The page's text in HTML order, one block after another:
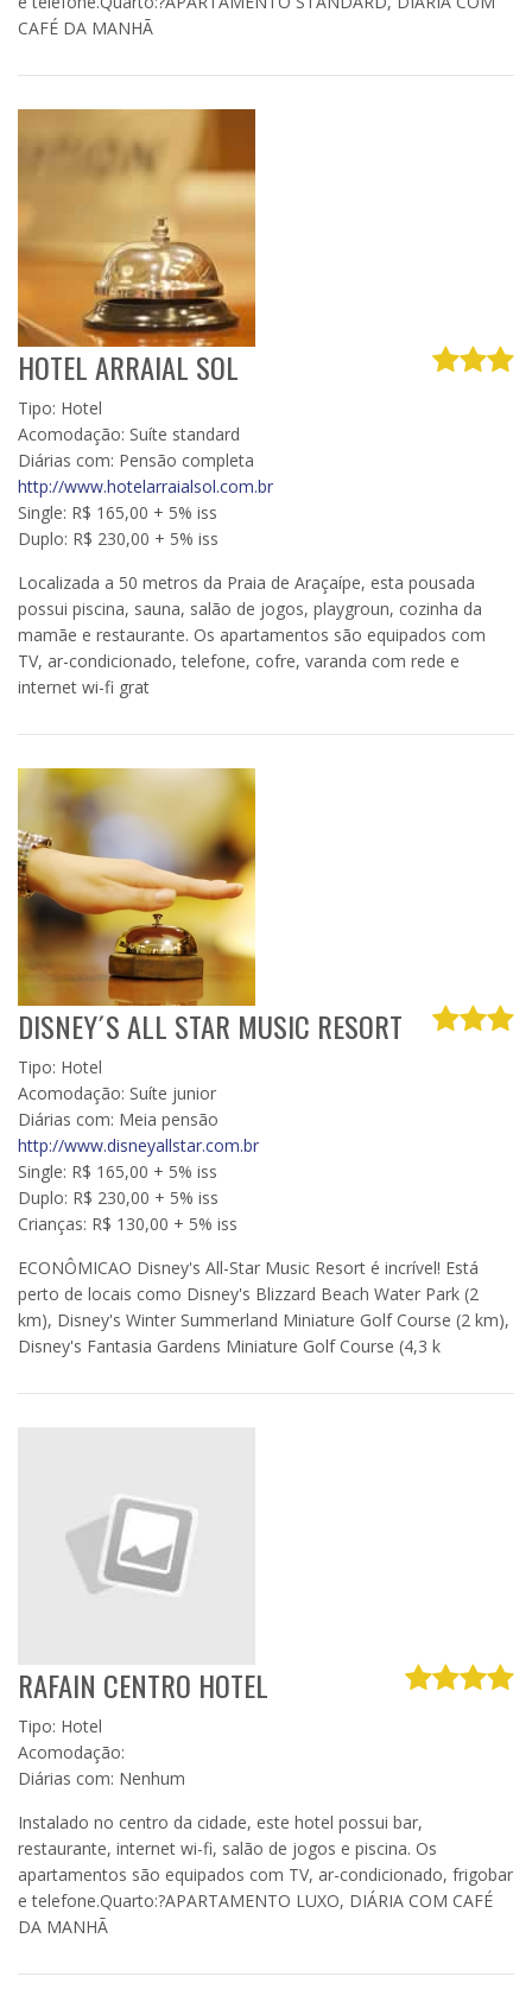
CAFÉ DA MANHÃ
HOTEL ARRAIAL SOL
Tipo: Hotel
Acomodação: Suíte standard
Diárias com: Pensão completa
http://www.hotelarraialsol.com.br
Single: R$ 165,00 + 5% iss
Duplo: R$ 230,00 + 5% iss
Localizada a 50 metros da Praia de Araçaípe, esta pousada
possui piscina, sauna, salão de jogos, playgroun, cozinha da
mamãe e restaurante. Os apartamentos são equipados com
TV, ar-condicionado, telefone, cofre, varanda com rede e
internet wi-fi grat
DISNEY´S ALL STAR MUSIC RESORT
Tipo: Hotel
Acomodação: Suíte junior
Diárias com: Meia pensão
http://www.disneyallstar.com.br
Single: R$ 165,00 + 5% iss
Duplo: R$ 230,00 + 5% iss
Crianças: R$ 130,00 + 5% iss
ECONÔMICAO Disney's All-Star Music Resort é incrível! Está
perto de locais como Disney's Blizzard Beach Water Park (2
km), Disney's Winter Summerland Miniature Golf Course (2 km),
Disney's Fantasia Gardens Miniature Golf Course (4,3 k
RAFAIN CENTRO HOTEL
Tipo: Hotel
Acomodação:
Diárias com: Nenhum
Instalado no centro da cidade, este hotel possui bar,
restaurante, internet wi-fi, salão de jogos e piscina. Os
apartamentos são equipados com TV, ar-condicionado, frigobar
e telefone.Quarto:?APARTAMENTO LUXO, DIÁRIA COM CAFÉ
DA MANHÃ